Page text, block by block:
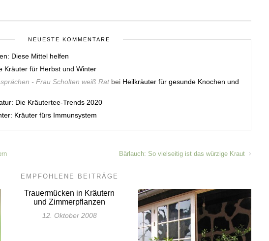
NEUESTE KOMMENTARE
Diese Mittel helfen
Kräuter für Herbst und Winter
- Frau Scholten weiß Ratbei Heilkräuter für gesunde Knochen und
Die Kräutertee-Trends 2020
Kräuter fürs Immunsystem
Bärlauch: So vielseitig ist das würzige Kraut
EMPFOHLENE BEITRÄGE
Trauermücken in Kräutern
und Zimmerpflanzen
12. Oktober 2008